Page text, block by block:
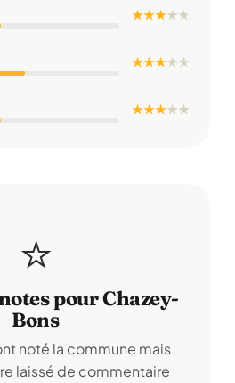
★ ★ ★★★
★ ★ ★★★
★ ★ ★★★
⭐
pour Chazey-
Bons
noté la commune mais
laissé de commentaire